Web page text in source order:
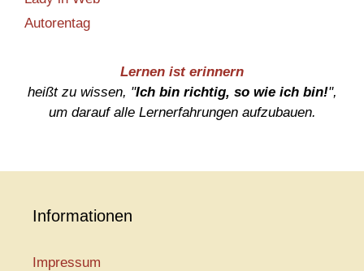
Autorentag
Lernen ist erinnern
heißt zu wissen, "Ich bin richtig, so wie ich bin!",
um darauf alle Lernerfahrungen aufzubauen.
Informationen
Impressum